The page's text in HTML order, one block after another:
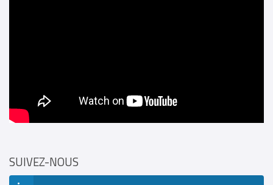
SUIVEZ-NOUS